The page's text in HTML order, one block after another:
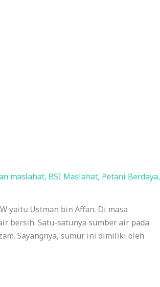
maslahat, BSI Maslahat, Petani Berdaya,
yaitu Ustman bin Affan. Di masa
bersih. Satu-satunya sumber air pada
Sayangnya, sumur ini dimiliki oleh